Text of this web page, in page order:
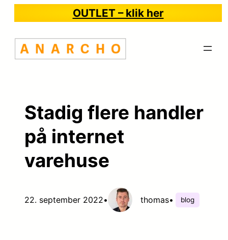
indhold
OUTLET – klik her
Stadig flere handler
på internet
varehuse
22. september 2022• thomas• blog